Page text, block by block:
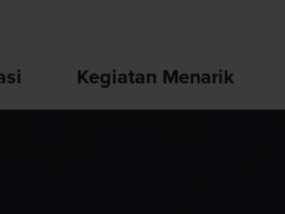
Kegiatan Menarik